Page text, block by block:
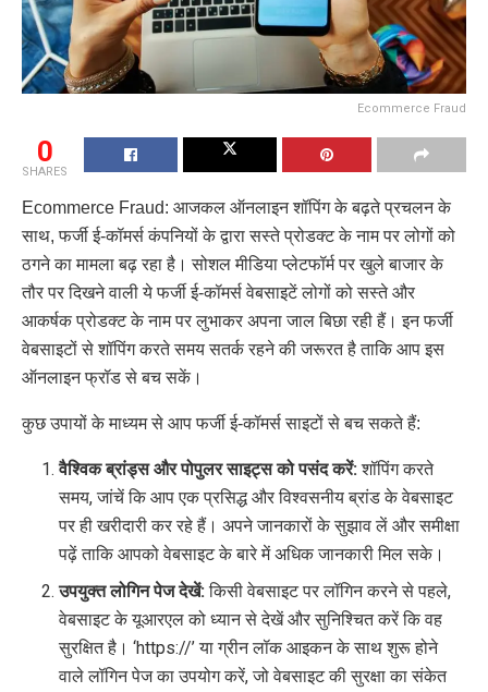
Ecommerce Fraud
0
SHARES
Ecommerce Fraud: आजकल ऑनलाइन शॉपिंग के बढ़ते प्रचलन के
साथ, फर्जी ई-कॉमर्स कंपनियों के द्वारा सस्ते प्रोडक्ट के नाम पर लोगों को
ठगने का मामला बढ़ रहा है। सोशल मीडिया प्लेटफॉर्म पर खुले बाजार के
तौर पर दिखने वाली ये फर्जी ई-कॉमर्स वेबसाइटें लोगों को सस्ते और
आकर्षक प्रोडक्ट के नाम पर लुभाकर अपना जाल बिछा रही हैं। इन फर्जी
वेबसाइटों से शॉपिंग करते समय सतर्क रहने की जरूरत है ताकि आप इस
ऑनलाइन फ्रॉड से बच सकें।
कुछ उपायों के माध्यम से आप फर्जी ई-कॉमर्स साइटों से बच सकते हैं:
वैश्विक ब्रांड्स और पोपुलर साइट्स को पसंद करें: शॉपिंग करते
समय, जांचें कि आप एक प्रसिद्ध और विश्वसनीय ब्रांड के वेबसाइट
पर ही खरीदारी कर रहे हैं। अपने जानकारों के सुझाव लें और समीक्षा
पढ़ें ताकि आपको वेबसाइट के बारे में अधिक जानकारी मिल सके।
उपयुक्त लोगिन पेज देखें: किसी वेबसाइट पर लॉगिन करने से पहले,
वेबसाइट के यूआरएल को ध्यान से देखें और सुनिश्चित करें कि वह
सुरक्षित है। ‘https://’ या ग्रीन लॉक आइकन के साथ शुरू होने
वाले लॉगिन पेज का उपयोग करें, जो वेबसाइट की सुरक्षा का संकेत